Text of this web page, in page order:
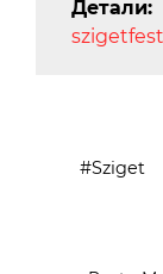
Детали:
Sziget